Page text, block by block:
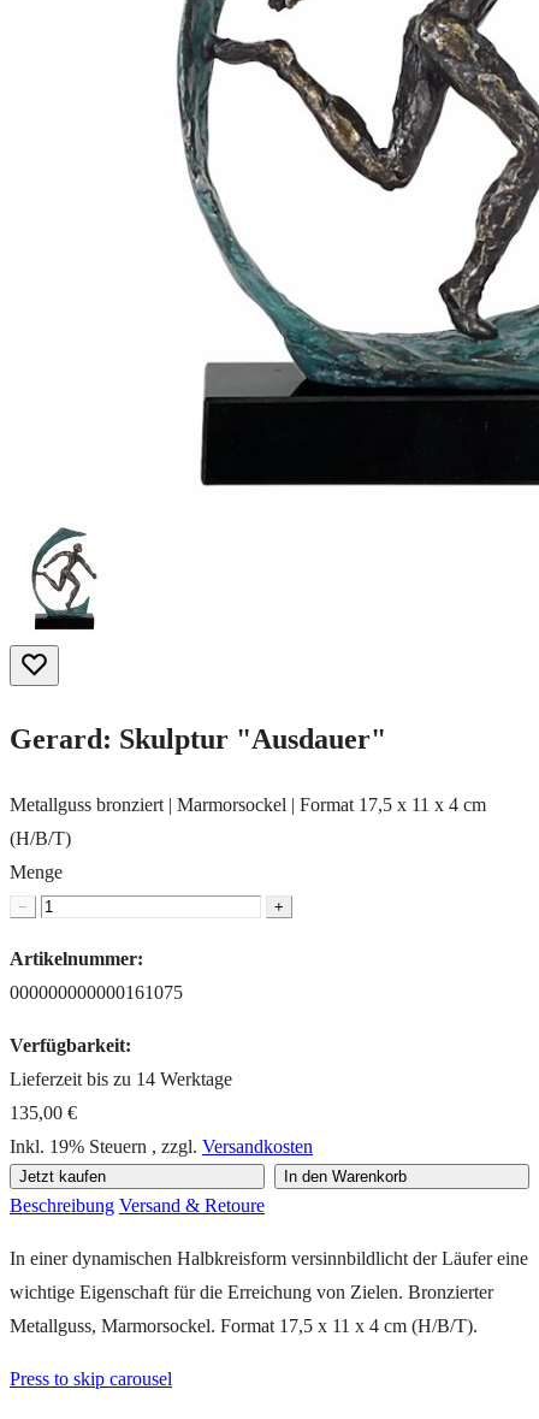
Gerard: Skulptur "Ausdauer"
Metallguss bronziert | Marmorsockel | Format 17,5 x 11 x 4 cm
(H/B/T)
Menge
− +
Artikelnummer:
000000000000161075
Verfügbarkeit:
Lieferzeit bis zu 14 Werktage
135,00 €
Inkl. 19% Steuern , zzgl. Versandkosten
Jetzt kaufen In den Warenkorb
Beschreibung Versand & Retoure
In einer dynamischen Halbkreisform versinnbildlicht der Läufer eine
wichtige Eigenschaft für die Erreichung von Zielen. Bronzierter
Metallguss, Marmorsockel. Format 17,5 x 11 x 4 cm (H/B/T).
Press to skip carousel